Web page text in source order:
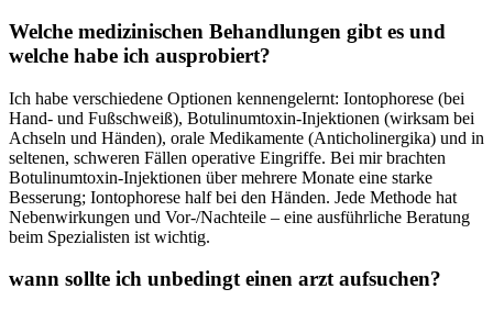
Welche medizinischen⁤ Behandlungen gibt es und
welche ‍habe ‌ich ausprobiert?
Ich habe verschiedene ⁢Optionen kennengelernt: Iontophorese (bei
Hand- und ‍Fußschweiß), Botulinumtoxin-Injektionen (wirksam bei
Achseln und Händen), orale Medikamente (Anticholinergika) und in
seltenen, schweren Fällen operative Eingriffe. Bei mir brachten
Botulinumtoxin-Injektionen über mehrere Monate eine⁤ starke⁢
Besserung; Iontophorese half bei den Händen. Jede Methode hat
Nebenwirkungen und Vor‑/Nachteile – eine ausführliche Beratung
beim Spezialisten ist wichtig.
wann sollte ich unbedingt einen arzt aufsuchen?